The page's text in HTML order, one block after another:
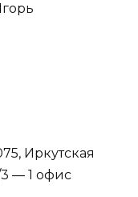
Иркутская
3 — 1 офис